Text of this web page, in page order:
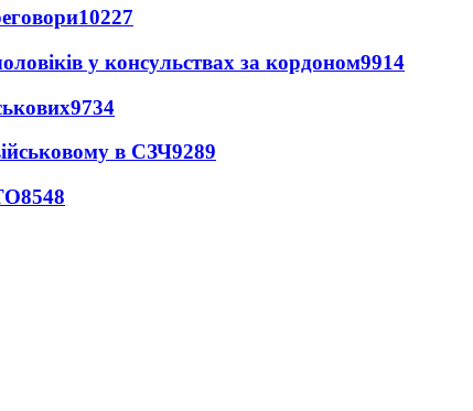
10227
у консульствах за кордоном9914
9734
в СЗЧ9289
8548